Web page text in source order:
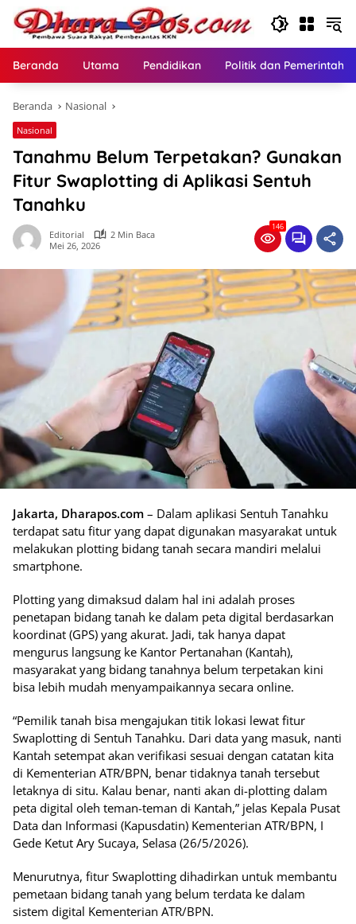
Langsung
konten
Beranda Utama Pendidikan Politik dan
Beranda Nasional
Nasional
Tanahmu Belum Terpetakan? Gunakan
Fitur Swaplotting di Aplikasi Sentuh
Tanahku
Editorial
2 Min Baca
Mei 26, 2026
146
Jakarta, Dharapos.com – Dalam aplikasi Sentuh Tanahku
terdapat satu fitur yang dapat digunakan masyarakat untuk
melakukan plotting bidang tanah secara mandiri melalui
smartphone.
Plotting yang dimaksud dalam hal ini adalah proses
penetapan bidang tanah ke dalam peta digital berdasarkan
koordinat (GPS) yang akurat. Jadi, tak hanya dapat
mengurus langsung ke Kantor Pertanahan (Kantah),
masyarakat yang bidang tanahnya belum terpetakan kini
bisa lebih mudah menyampaikannya secara online.
“Pemilik tanah bisa mengajukan titik lokasi lewat fitur
Swaplotting di Sentuh Tanahku. Dari data yang masuk, nanti
Kantah setempat akan verifikasi sesuai dengan catatan kita
di Kementerian ATR/BPN, benar tidaknya tanah tersebut
letaknya di situ. Kalau benar, nanti akan di-plotting dalam
peta digital oleh teman-teman di Kantah,” jelas Kepala Pusat
Data dan Informasi (Kapusdatin) Kementerian ATR/BPN, I
Gede Ketut Ary Sucaya, Selasa (26/5/2026).
Menurutnya, fitur Swaplotting dihadirkan untuk membantu
pemetaan bidang tanah yang belum terdata ke dalam
sistem digital Kementerian ATR/BPN.